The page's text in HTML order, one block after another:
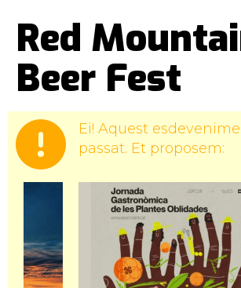
Red
Beer Fest
Ei! Aquest
passat. Et proposem: